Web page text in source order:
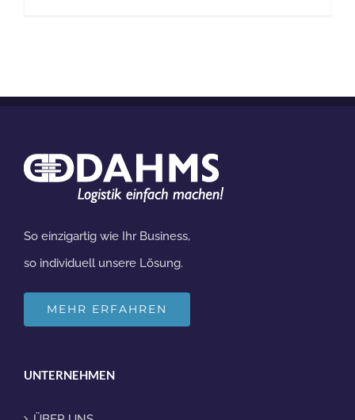
So einzigartig wie Ihr Business,
so individuell unsere Lösung.
MEHR ERFAHREN
UNTERNEHMEN